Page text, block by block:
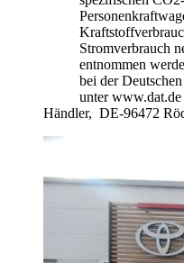
Stromverbrauch
entnommen
bei der
unter
Händler, DE-96472